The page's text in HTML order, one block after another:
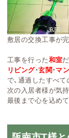
敷居の交換工事が
工事を行った和室
リビング・玄関・マ
で、通過したすべ
次の入居者様が気
最後まで心を込め